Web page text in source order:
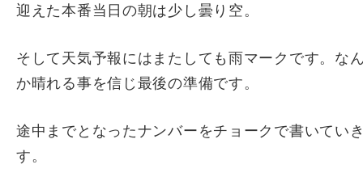
迎えた本番当日の朝は少し曇り空。
そして天気予報にはまたしても雨マークです。な
か晴れる事を信じ最後の準備です。
途中までとなったナンバーをチョークで書いてい
す。